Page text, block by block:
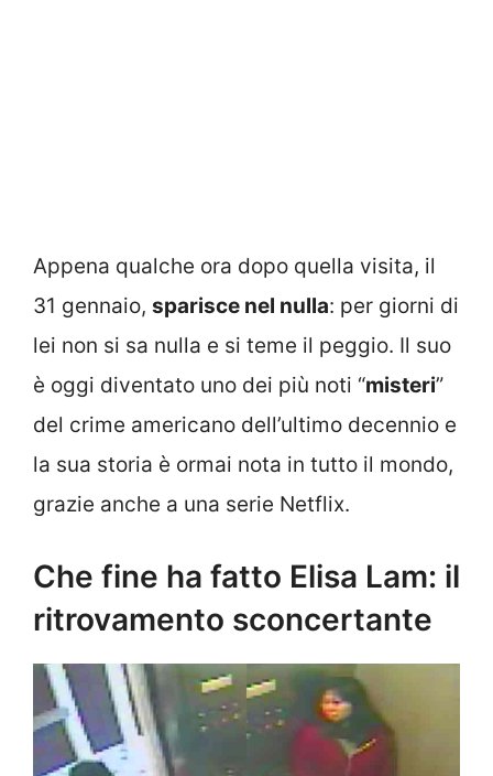
Appena qualche ora dopo quella visita, il
31 gennaio, sparisce nel nulla: per giorni di
lei non si sa nulla e si teme il peggio. Il suo
è oggi diventato uno dei più noti “misteri”
del crime americano dell’ultimo decennio e
la sua storia è ormai nota in tutto il mondo,
grazie anche a una serie Netflix.
Che fine ha fatto Elisa Lam: il
ritrovamento sconcertante